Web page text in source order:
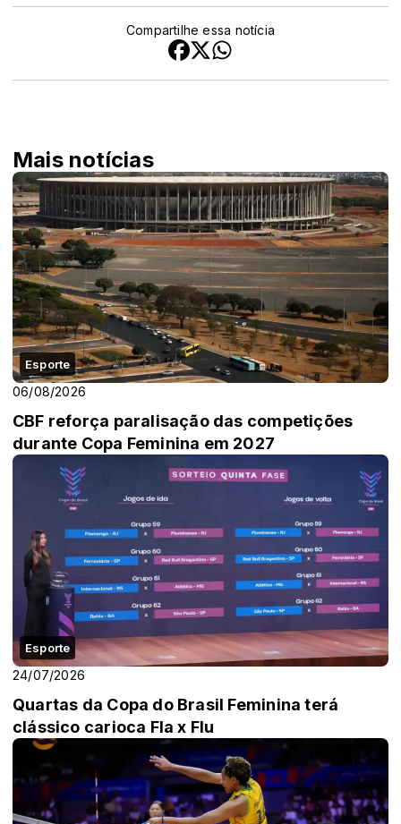
Compartilhe essa notícia
Mais notícias
Esporte
06/08/2026
CBF reforça paralisação das competições
durante Copa Feminina em 2027
Esporte
24/07/2026
Quartas da Copa do Brasil Feminina terá
clássico carioca Fla x Flu